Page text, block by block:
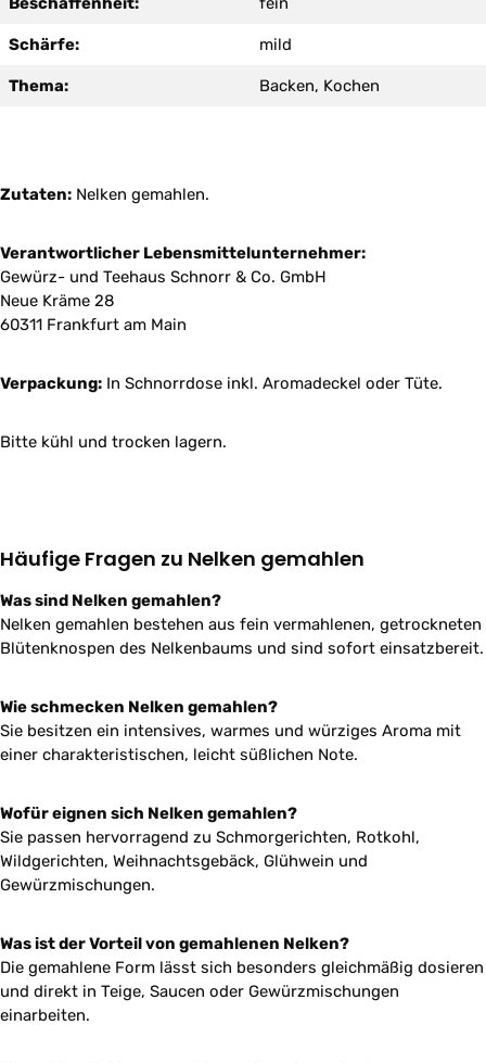
Schärfe: mild
Thema: Backen, Kochen
Zutaten: Nelken gemahlen.
Verantwortlicher Lebensmittelunternehmer:
Gewürz- und Teehaus Schnorr & Co. GmbH
Neue Kräme 28
60311 Frankfurt am Main
Verpackung: In Schnorrdose inkl. Aromadeckel oder Tüte.
Bitte kühl und trocken lagern.
Häufige Fragen zu Nelken gemahlen
Was sind Nelken gemahlen?
Nelken gemahlen bestehen aus fein vermahlenen, getrockneten
Blütenknospen des Nelkenbaums und sind sofort einsatzbereit.
Wie schmecken Nelken gemahlen?
Sie besitzen ein intensives, warmes und würziges Aroma mit
einer charakteristischen, leicht süßlichen Note.
Wofür eignen sich Nelken gemahlen?
Sie passen hervorragend zu Schmorgerichten, Rotkohl,
Wildgerichten, Weihnachtsgebäck, Glühwein und
Gewürzmischungen.
Was ist der Vorteil von gemahlenen Nelken?
Die gemahlene Form lässt sich besonders gleichmäßig dosieren
und direkt in Teige, Saucen oder Gewürzmischungen
einarbeiten.